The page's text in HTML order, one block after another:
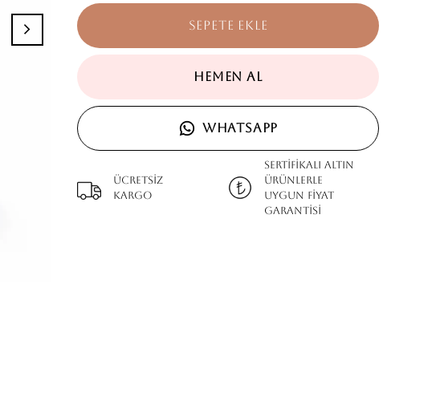
SEPETE EKLE
HEMEN AL
WHATSAPP
Ücretsiz
kargo
SERTİFİKALI ALTIN
ÜRÜNLERLE
UYGUN FİYAT
GARANTİSİ